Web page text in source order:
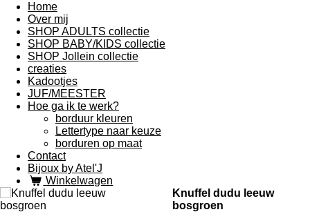
Home
Over mij
SHOP ADULTS collectie
SHOP BABY/KIDS collectie
SHOP Jollein collectie
creaties
Kadootjes
JUF/MEESTER
Hoe ga ik te werk?
borduur kleuren
Lettertype naar keuze
borduren op maat
Contact
Bijoux by Atel'J
Winkelwagen
Knuffel dudu leeuw
bosgroen